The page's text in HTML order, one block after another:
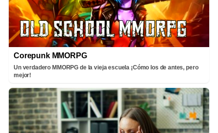
Corepunk MMORPG
Un verdadero MMORPG de la vieja escuela ¡Cómo los de antes, pero
mejor!